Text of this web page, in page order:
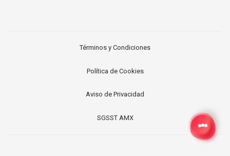
Términos y Condiciones
Política de Cookies
Aviso de Privacidad
SGSST AMX